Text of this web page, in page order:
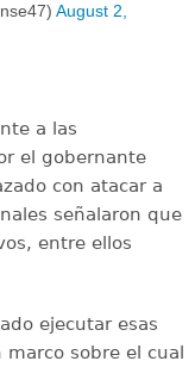
August 2,
a las
el gobernante
con atacar a
señalaron que
entre ellos
ejecutar esas
sobre el cual